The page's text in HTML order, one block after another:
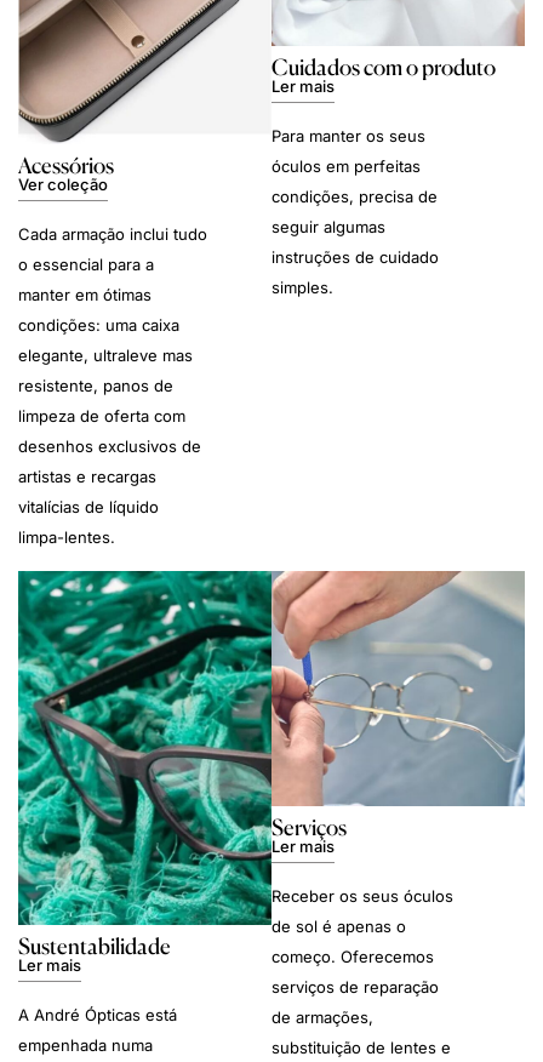
Acessórios
Ver coleção
Cada armação inclui tudo
o essencial para a
manter em ótimas
condições: uma caixa
elegante, ultraleve mas
resistente, panos de
limpeza de oferta com
desenhos exclusivos de
artistas e recargas
vitalícias de líquido
limpa-lentes.
Cuidados com o produto
Ler mais
Para manter os seus
óculos em perfeitas
condições, precisa de
seguir algumas
instruções de cuidado
simples.
Sustentabilidade
Ler mais
A André Ópticas está
empenhada numa
Serviços
Ler mais
Receber os seus óculos
de sol é apenas o
começo. Oferecemos
serviços de reparação
de armações,
substituição de lentes e